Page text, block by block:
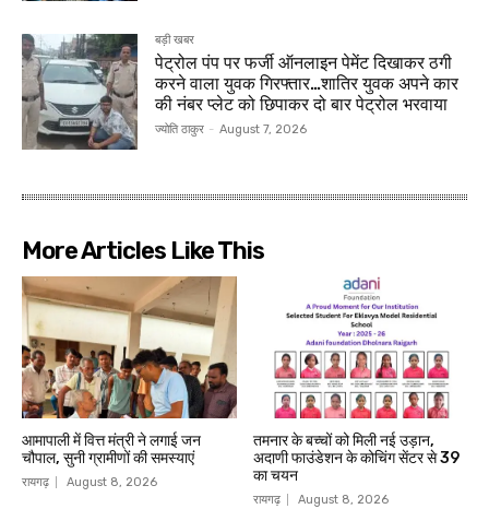
बड़ी खबर
पेट्रोल पंप पर फर्जी ऑनलाइन पेमेंट दिखाकर ठगी
करने वाला युवक गिरफ्तार…शातिर युवक अपने कार
की नंबर प्लेट को छिपाकर दो बार पेट्रोल भरवाया
ज्योति ठाकुर - August 7, 2026
More Articles Like This
आमापाली में वित्त मंत्री ने लगाई जन
चौपाल, सुनी ग्रामीणों की समस्याएं
रायगढ़ August 8, 2026
तमनार के बच्चों को मिली नई उड़ान,
अदाणी फाउंडेशन के कोचिंग सेंटर से 39
का चयन
रायगढ़ August 8, 2026